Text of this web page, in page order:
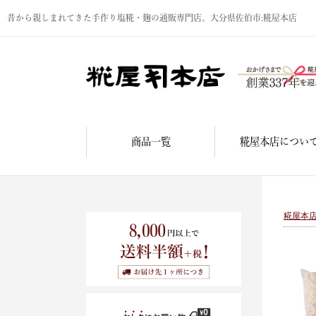
昔から親しまれてきた手作り塩糀・麹の通販専門店。大分県佐伯市:糀屋本店
商品一覧 糀屋本店につい
糀屋本